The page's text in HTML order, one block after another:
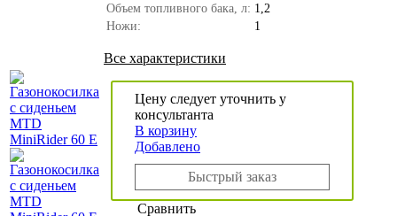
Объем топливного бака, л: 1,2
Ножи:
1
Все характеристики
Цену следует уточнить у
консультанта
В корзину
Добавлено
Быстрый заказ
Сравнить